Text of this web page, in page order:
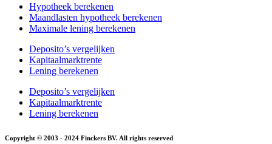
Hypotheek berekenen
Maandlasten hypotheek berekenen
Maximale lening berekenen
Deposito’s vergelijken
Kapitaalmarktrente
Lening berekenen
Deposito’s vergelijken
Kapitaalmarktrente
Lening berekenen
Copyright © 2003 - 2024 Finckers BV. All rights reserved